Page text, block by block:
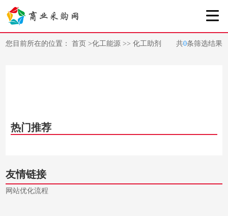
您目前所在的位置：首页>化工能源 >>化工助剂 共0条筛选结果
热门推荐
友情链接
网站优化流程